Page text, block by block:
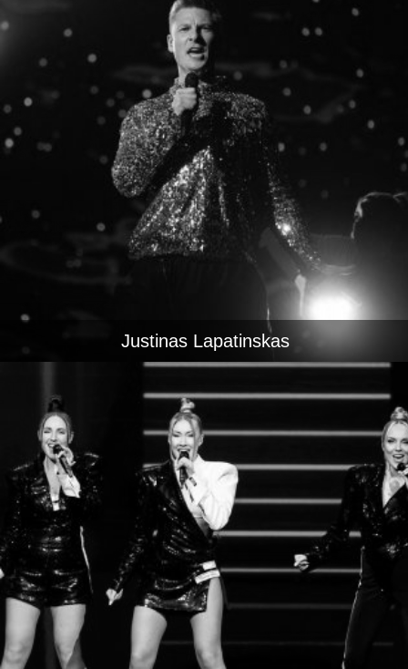
Justinas Lapatinskas